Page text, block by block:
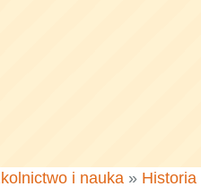
i nauka » Historia